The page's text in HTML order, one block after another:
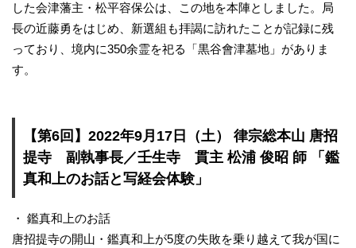
した会津藩主・松平容保公は、この地を本陣としました。局
長の近藤勇をはじめ、新選組も拝謁に訪れたことが記録に残
っており、境内に350余霊を祀る「黒谷會津墓地」がありま
す。
【第6回】2022年9月17日（土） 律宗総本山 唐招
提寺 副執事長／壬生寺 貫主 松浦 俊昭 師 「鑑
真和上のお話と写経会体験」
・ 鑑真和上のお話
唐招提寺の開山・鑑真和上が5度の失敗を乗り越えて我が国に